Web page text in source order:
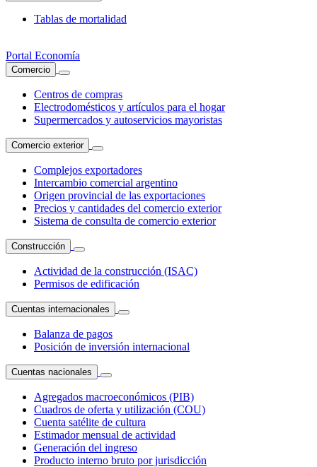
Tablas de mortalidad
Portal Economía
Comercio
Centros de compras
Electrodomésticos y artículos para el hogar
Supermercados y autoservicios mayoristas
Comercio exterior
Complejos exportadores
Intercambio comercial argentino
Origen provincial de las exportaciones
Precios y cantidades del comercio exterior
Sistema de consulta de comercio exterior
Construcción
Actividad de la construcción (ISAC)
Permisos de edificación
Cuentas internacionales
Balanza de pagos
Posición de inversión internacional
Cuentas nacionales
Agregados macroeconómicos (PIB)
Cuadros de oferta y utilización (COU)
Cuenta satélite de cultura
Estimador mensual de actividad
Generación del ingreso
Producto interno bruto por jurisdicción